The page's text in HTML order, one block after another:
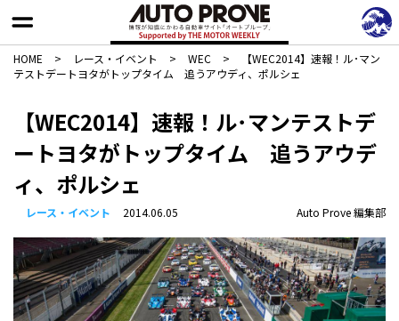
HOME > レース・イベント > WEC >
【WEC2014】速報！ル･マン
テストデートヨタがトップタイム 追うアウディ、ポルシェ
【WEC2014】速報！ル･マンテストデ
ートヨタがトップタイム 追うアウデ
ィ、ポルシェ
レース・イベント 2014.06.05 Auto Prove 編集部